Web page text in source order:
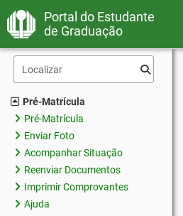
Portal do Estudante
de Graduação
Pré-Matrícula
Pré-Matrícula
Enviar Foto
Acompanhar Situação
Reenviar Documentos
Imprimir Comprovantes
Ajuda